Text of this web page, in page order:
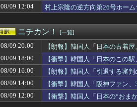
海外「やっぱり日本のこういう部分が最高
海外「メジャー最強？」吉田正尚が２戦連
外国人「アンチがいない女性アニメキャラ
海外「日本は戦勝国なんだよ」 戦後の日本
海外「W杯では行方不明だったが」ルイス
【海外の反応】イチローがマリナーズのHR
英国人「安心感が違う」冨安健洋、パレス移
日本でフィジー出身のラグビー選手が熱中
韓国人「大韓サッカー協会が過去に20人の
マンチェスター・シティの新シーズンはどう
海外「日本のメディアを楽しめないことにう
海外「ほら、明かりが見えるでしょ。シェ
08/09 12:04
村上宗隆の逆方向第26号ホー
ニチカン！ [一覧]
08/09 20:00
【朗報】韓国人「日本の古着
08/09 18:00
【衝撃】韓国人「日本のこの
08/09 16:00
【朗報】韓国人「引退する審
08/09 14:00
【衝撃】韓国人「阪神ファン
08/09 12:00
【衝撃】韓国人「日本の“おま